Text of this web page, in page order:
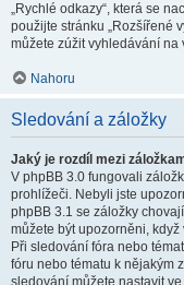
„Rychlé odkazy“, která se
použijte stránku „Rozšířené
můžete zúžit vyhledávání na
Nahoru
Sledování a záložky
Jaký je rozdíl mezi
V phpBB 3.0 fungovali
prohlížeči. Nebyli jste
phpBB 3.1 se záložky
můžete být upozorněni,
Při sledování fóra nebo
fóru nebo tématu k nějakým
sledování můžete nastavit